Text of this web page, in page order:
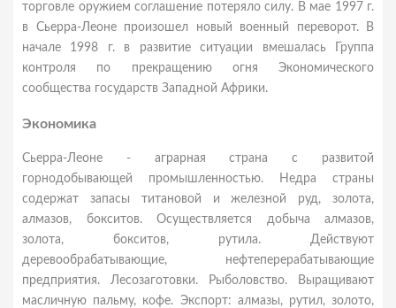
торговле оружием соглашение потеряло силу. В мае 1997 г.
в Сьерра-Леоне произошел новый военный переворот. В
начале 1998 г. в развитие ситуации вмешалась Группа
контроля по прекращению огня Экономического
сообщества государств Западной Африки.
Экономика
Сьерра-Леоне - аграрная страна с развитой
горнодобывающей промышленностью. Недра страны
содержат запасы титановой и железной руд, золота,
алмазов, бокситов. Осуществляется добыча алмазов,
золота, бокситов, рутила. Действуют
деревообрабатывающие, нефтеперерабатывающие
предприятия. Лесозаготовки. Рыболовство. Выращивают
масличную пальму, кофе. Экспорт: алмазы, рутил, золото,